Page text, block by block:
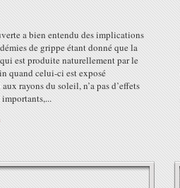
a bien entendu des implications
de grippe étant donné que la
est produite naturellement par le
quand celui-ci est exposé
rayons du soleil, n’a pas d’effets
importants,...